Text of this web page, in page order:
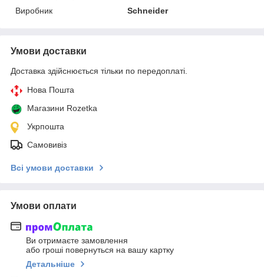
Виробник
Schneider
Умови доставки
Доставка здійснюється тільки по передоплаті.
Нова Пошта
Магазини Rozetka
Укрпошта
Самовивіз
Всі умови доставки
Умови оплати
Ви отримаєте замовлення
або гроші повернуться на вашу картку
Детальніше